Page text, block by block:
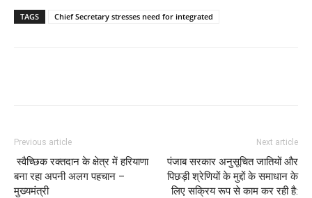
TAGS Chief Secretary stresses need for integrated
Previous article
स्वैच्छिक रक्तदान के क्षेत्र में हरियाणा
बना रहा अपनी अलग पहचान –
मुख्यमंत्री
Next article
पंजाब सरकार अनुसूचित जातियों और
पिछड़ी श्रेणियों के मुद्दों के समाधान के
लिए सक्रिय रूप से काम कर रही है: